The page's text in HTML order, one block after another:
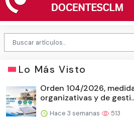
Lo Más Visto
Orden 104/2026,
organizativas y de
Hace 3 semanas 513